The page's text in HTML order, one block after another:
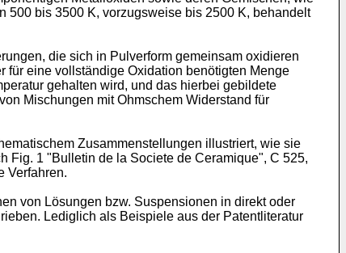
500 bis 3500 K, vorzugsweise bis 2500 K, behandelt
die sich in Pulverform gemeinsam oxidieren
für eine vollständige Oxidation benötigten Menge
gehalten wird, und das hierbei gebildete
Mischungen mit Ohmschem Widerstand für
Zusammenstellungen illustriert, wie sie
Fig. 1 "Bulletin de la Societe de Ceramique", C 525,
Verfahren.
von Lösungen bzw. Suspensionen in direkt oder
Lediglich als Beispiele aus der Patentliteratur